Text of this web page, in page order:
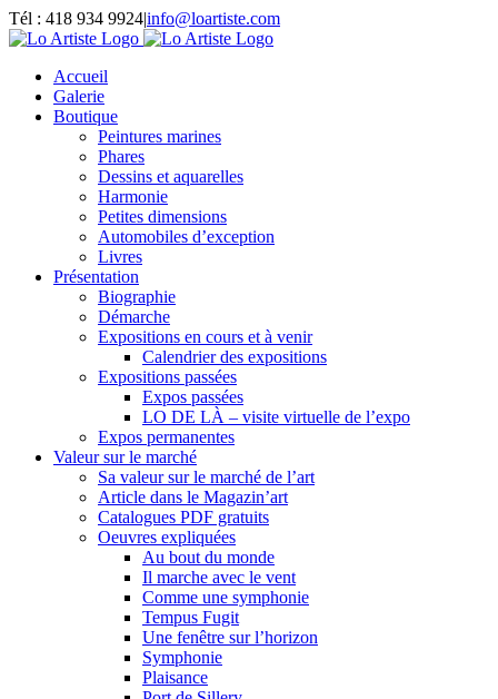
Passer
au
Tél : 418 934 9924|info@loartiste.com
Facebook
Instagram
Email
Pinterest
YouTube
Accueil
Galerie
Boutique
Peintures marines
Phares
Dessins et aquarelles
Harmonie
Petites dimensions
Automobiles d’exception
Livres
Présentation
Biographie
Démarche
Expositions en cours et à venir
Calendrier des expositions
Expositions passées
Expos passées
LO DE LÀ – visite virtuelle de l’expo
Expos permanentes
Valeur sur le marché
Sa valeur sur le marché de l’art
Article dans le Magazin’art
Catalogues PDF gratuits
Oeuvres expliquées
Au bout du monde
Il marche avec le vent
Comme une symphonie
Tempus Fugit
Une fenêtre sur l’horizon
Symphonie
Plaisance